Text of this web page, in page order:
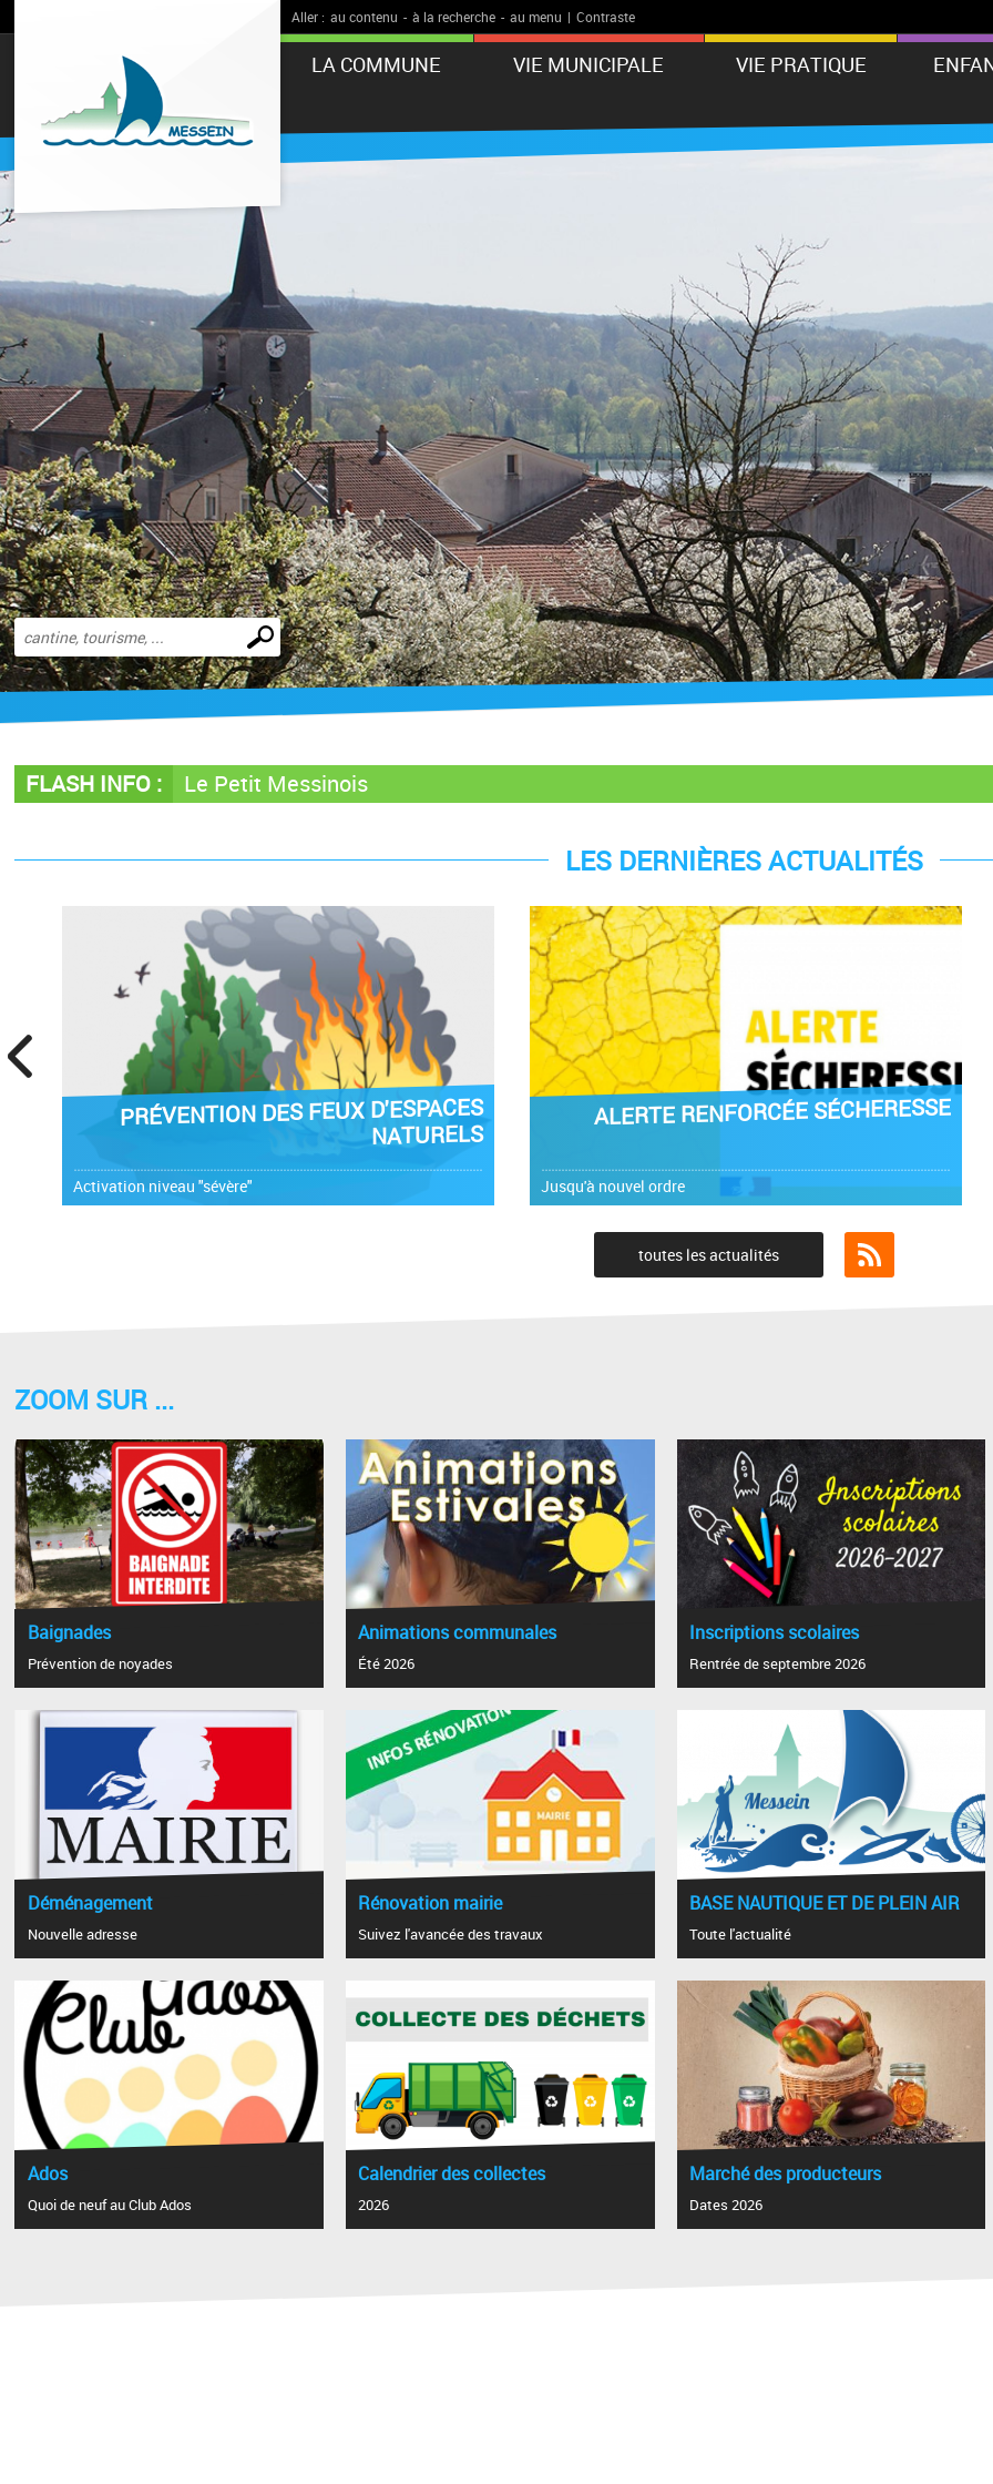
Aller : au contenu - à la recherche - au menu | Contraste
LA COMMUNE VIE MUNICIPALE VIE PRATIQUE
Effectuer
une
recherche
FLASH INFO : Le Petit Messinois
LES DERNIÈRES ACTUALITÉS
PRÉVENTION DES FEUX D'ESPACES
NATURELS
Activation niveau "sévère"
ALERTE RENFORCÉE SÉCHERESSE
Jusqu'à nouvel ordre
toutes les actualités
ZOOM SUR ...
Baignades
Prévention de noyades
Animations communales
Été 2026
Inscriptions scolaires
Rentrée de septembre 2026
Déménagement
Nouvelle adresse
Rénovation mairie
Suivez l'avancée des travaux
BASE NAUTIQUE ET DE PLEIN AIR
Toute l'actualité
Ados
Quoi de neuf au Club Ados
Calendrier des collectes
2026
Marché des producteurs
Dates 2026